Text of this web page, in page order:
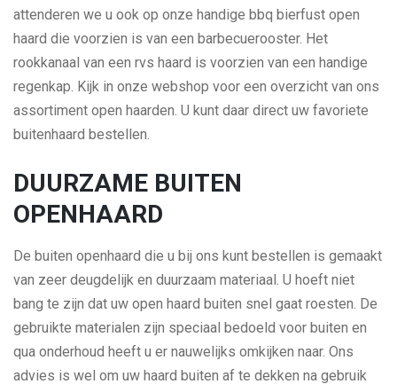
attenderen we u ook op onze handige bbq bierfust open
haard die voorzien is van een barbecuerooster. Het
rookkanaal van een rvs haard is voorzien van een handige
regenkap. Kijk in onze webshop voor een overzicht van ons
assortiment open haarden. U kunt daar direct uw favoriete
buitenhaard bestellen.
DUURZAME BUITEN
OPENHAARD
De buiten openhaard die u bij ons kunt bestellen is gemaakt
van zeer deugdelijk en duurzaam materiaal. U hoeft niet
bang te zijn dat uw open haard buiten snel gaat roesten. De
gebruikte materialen zijn speciaal bedoeld voor buiten en
qua onderhoud heeft u er nauwelijks omkijken naar. Ons
advies is wel om uw haard buiten af te dekken na gebruik